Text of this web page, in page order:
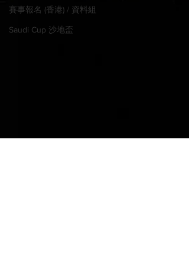
賽事報名 (香港) / 資料組
Saudi Cup 沙地盃